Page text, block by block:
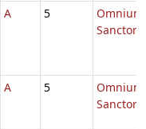
A 5
Omnium
A 5
Omnium